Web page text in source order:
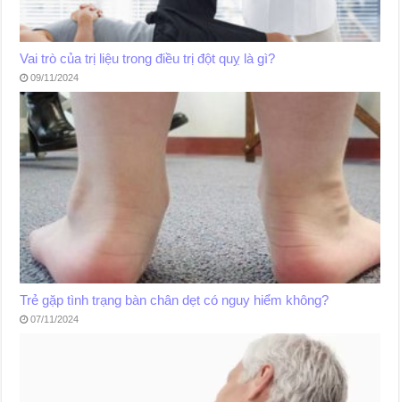
Vai trò của trị liệu trong điều trị đột quỵ là gì?
09/11/2024
Trẻ gặp tình trạng bàn chân dẹt có nguy hiểm không?
07/11/2024